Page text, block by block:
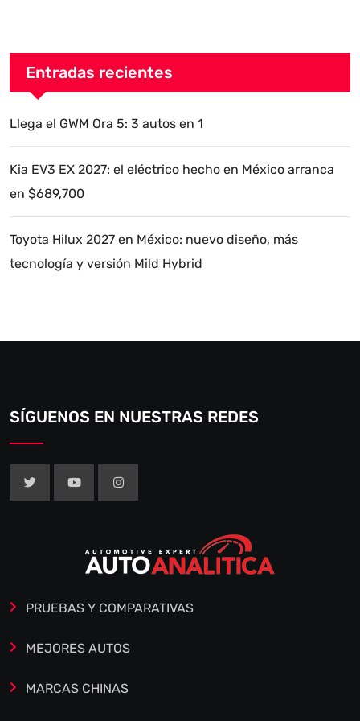
Entradas recientes
Llega el GWM Ora 5: 3 autos en 1
Kia EV3 EX 2027: el eléctrico hecho en México arranca
en $689,700
Toyota Hilux 2027 en México: nuevo diseño, más
tecnología y versión Mild Hybrid
SÍGUENOS EN NUESTRAS REDES
PRUEBAS Y COMPARATIVAS
MEJORES AUTOS
MARCAS CHINAS